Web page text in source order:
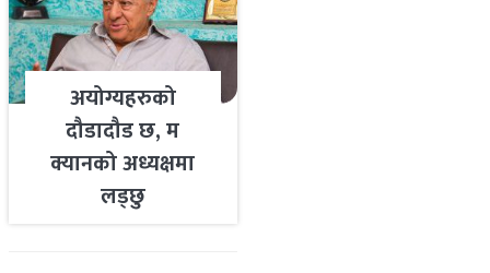
अयोग्यहरुको
दौडादौड छ, म
क्यानको अध्यक्षमा
लड्छु